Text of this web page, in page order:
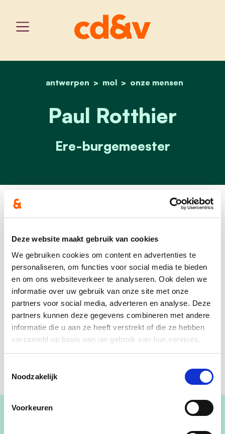
Deze website maakt gebruik van cookies
We gebruiken cookies om content en advertenties te
personaliseren, om functies voor social media te bieden
en om ons websiteverkeer te analyseren. Ook delen we
informatie over uw gebruik van onze site met onze
partners voor social media, adverteren en analyse. Deze
partners kunnen deze gegevens combineren met andere
informatie die u aan ze heeft verstrekt of die ze hebben
verzameld op basis van uw gebruik van hun services.
Noodzakelijk
Voorkeuren
home
antwerpen mol onze mensen
paul rotthier
Paul Rotthier
Ere-burgemeester